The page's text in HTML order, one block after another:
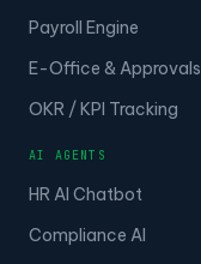
Payroll Engine
E-Office & Approvals
OKR / KPI Tracking
AI AGENTS
HR AI Chatbot
Compliance AI